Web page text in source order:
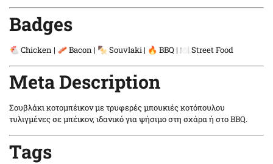
Badges
🐔 Chicken | 🥓 Bacon | 🍢 Souvlaki | 🔥 BBQ | 🍽️ Street Food
Meta Description
Σουβλάκι κοτομπέικον με τρυφερές μπουκιές κοτόπουλου
τυλιγμένες σε μπέικον, ιδανικό για ψήσιμο στη σχάρα ή στο BBQ.
Tags